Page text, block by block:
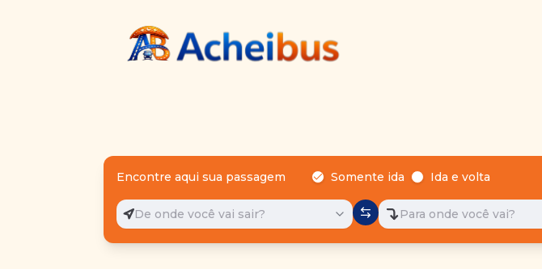
Encontre aqui sua passagem Somente ida Ida e volta
De onde você vai sair? Para onde você vai?